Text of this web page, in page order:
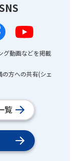
グ動画などを掲載
方への共有(シェ
覧